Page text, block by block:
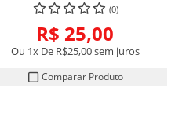
(0)
R$ 25,00
Ou 1x De R$25,00sem juros
Comparar Produto